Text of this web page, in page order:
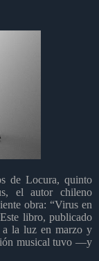
de Locura, quinto
el autor chileno
obra: “Virus en
libro, publicado
la luz en marzo y
musical tuvo —y